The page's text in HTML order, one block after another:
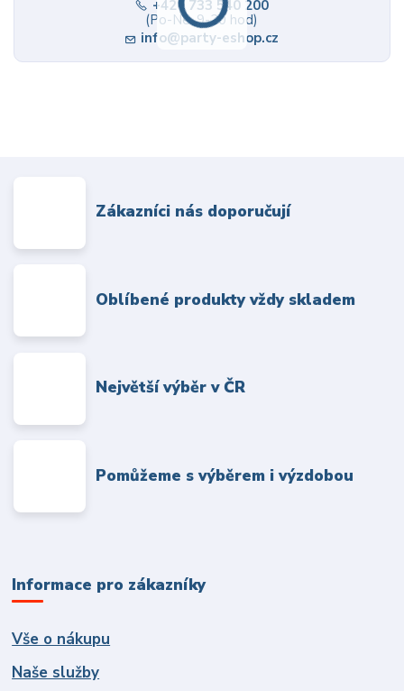
+420 733 540 200
(Po-Ne, 9-20 hod)
info@party-eshop.cz
Zákazníci nás doporučují
Oblíbené produkty vždy skladem
Největší výběr v ČR
Pomůžeme s výběrem i výzdobou
Informace pro zákazníky
Vše o nákupu
Naše služby